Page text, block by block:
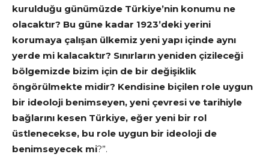
kurulduğu günümüzde Türkiye’nin konumu ne
olacaktır? Bu güne kadar 1923’deki yerini
korumaya çalışan ülkemiz yeni yapı içinde aynı
yerde mi kalacaktır? Sınırların yeniden çizileceği
bölgemizde bizim için de bir değişiklik
öngörülmekte midir? Kendisine biçilen role uygun
bir ideoloji benimseyen, yeni çevresi ve tarihiyle
bağlarını kesen Türkiye, eğer yeni bir rol
üstlenecekse, bu role uygun bir ideoloji de
benimseyecek mi?”.